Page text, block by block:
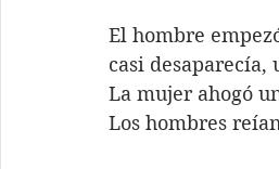
El hombre
casi desaparecía,
La mujer ahogó
Los hombres